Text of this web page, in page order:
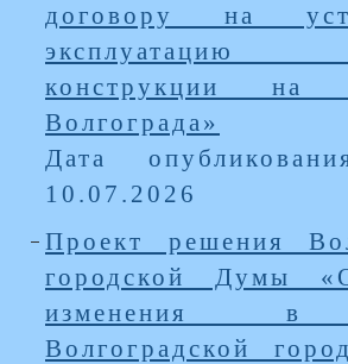
договору на
эксплуатацию
конструкции на
Волгограда»
Дата
10.07.2026
Проект решения
городской Думы
изменения в
Волгоградской